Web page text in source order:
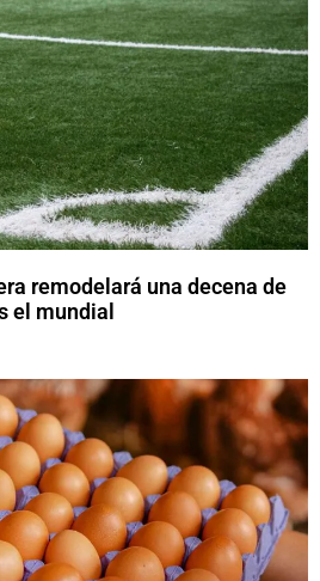
remodelará una decena de
el mundial